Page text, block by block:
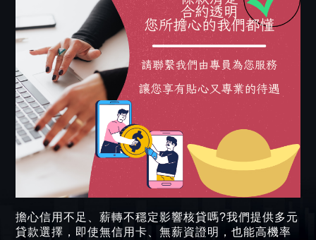
擔心信用不足、薪轉不穩定影響核貸嗎?我們提供多元
貸款選擇，即使無信用卡、無薪資證明，也能高機率